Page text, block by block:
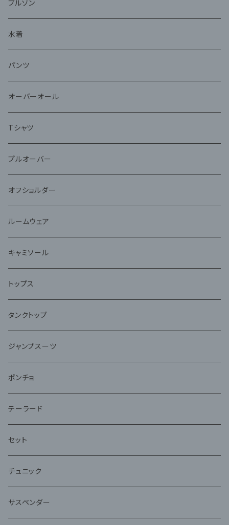
ブルゾン
水着
パンツ
オーバーオール
Tシャツ
プルオーバー
オフショルダー
ルームウェア
キャミソール
トップス
タンクトップ
ジャンプスーツ
ポンチョ
テーラード
セット
チュニック
サスペンダー